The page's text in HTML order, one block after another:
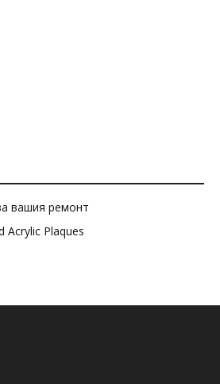
вашия ремонт
Acrylic Plaques